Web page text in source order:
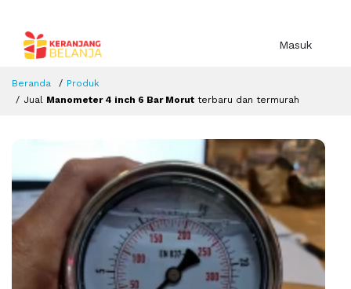
Masuk
Beranda
Produk
Jual Manometer 4 inch 6 Bar Morut terbaru dan termurah